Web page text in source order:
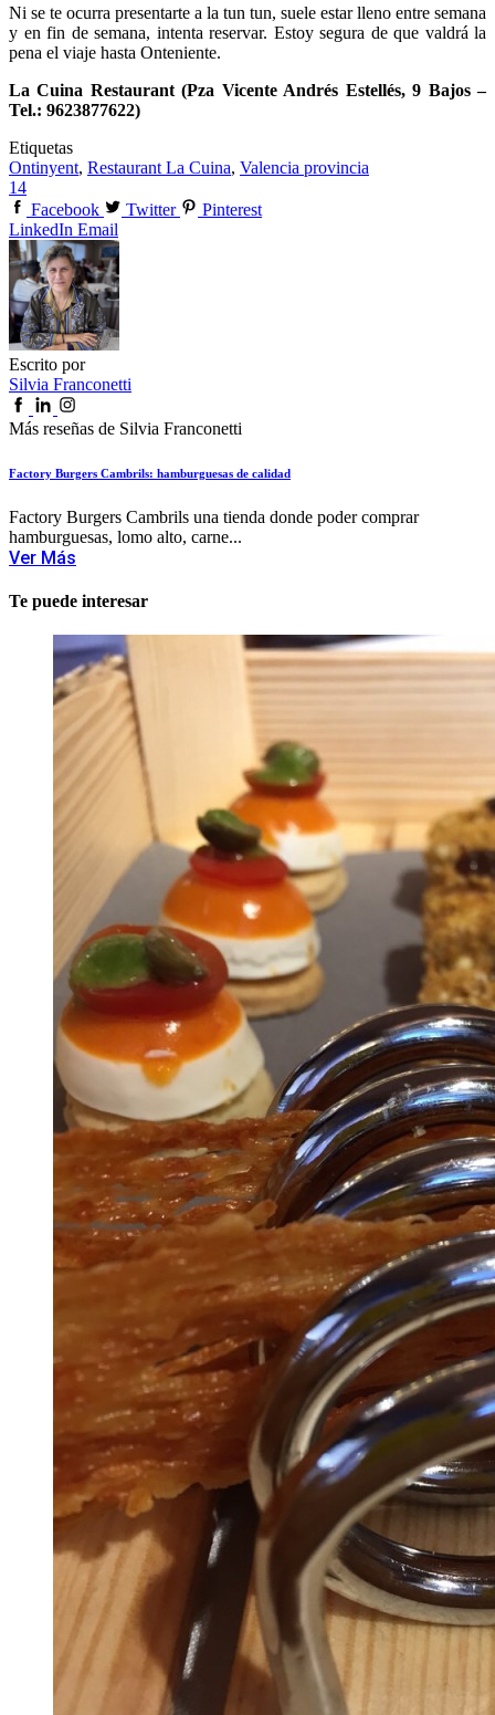
Ni se te ocurra presentarte a la tun tun, suele estar lleno entre semana
y en fin de semana, intenta reservar. Estoy segura de que valdrá la
pena el viaje hasta Onteniente.
La Cuina Restaurant (Pza Vicente Andrés Estellés, 9 Bajos –
Tel.: 9623877622)
Etiquetas
Ontinyent, Restaurant La Cuina, Valencia provincia
14
Facebook
Twitter
Pinterest
LinkedIn Email
Escrito por
Silvia Franconetti
Más reseñas de Silvia Franconetti
Factory Burgers Cambrils: hamburguesas de calidad
Factory Burgers Cambrils una tienda donde poder comprar
hamburguesas, lomo alto, carne...
Ver Más
Te puede interesar